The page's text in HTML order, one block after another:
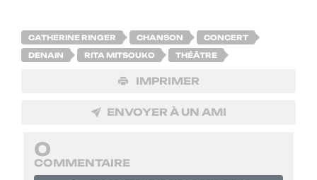
CATHERINE RINGER CHANSON CONCERT
DENAIN RITA MITSOUKO THÉÂTRE
IMPRIMER
ENVOYER À UN AMI
0
COMMENTAIRE